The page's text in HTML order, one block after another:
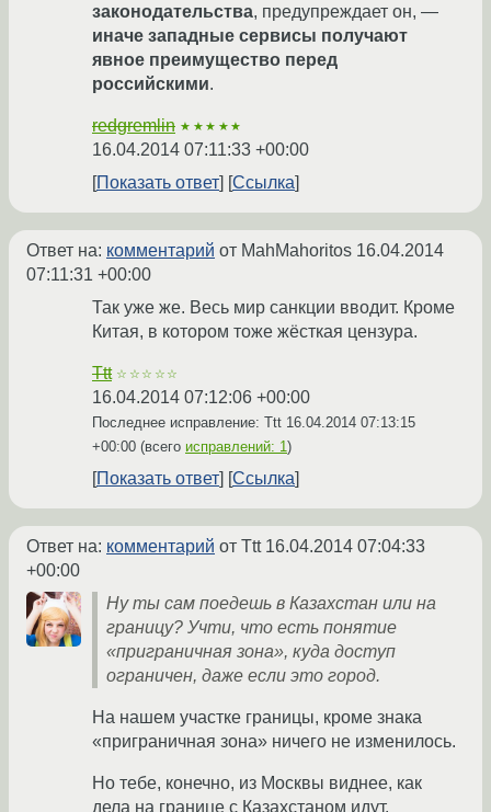
законодательства, предупреждает он, —
иначе западные сервисы получают
явное преимущество перед
российскими.
redgremlin ★★★★★
16.04.2014 07:11:33 +00:00
Показать ответ
Ссылка
Ответ на: комментарий от MahMahoritos 16.04.2014
07:11:31 +00:00
Так уже же. Весь мир санкции вводит. Кроме
Китая, в котором тоже жёсткая цензура.
Ttt ☆☆☆☆☆
16.04.2014 07:12:06 +00:00
Последнее исправление: Ttt 16.04.2014 07:13:15
+00:00 (всего исправлений: 1)
Показать ответ Ссылка
Ответ на: комментарий от Ttt 16.04.2014 07:04:33
+00:00
Ну ты сам поедешь в Казахстан или на
границу? Учти, что есть понятие
«приграничная зона», куда доступ
ограничен, даже если это город.
На нашем участке границы, кроме знака
«приграничная зона» ничего не изменилось.
Но тебе, конечно, из Москвы виднее, как
дела на границе с Казахстаном идут.